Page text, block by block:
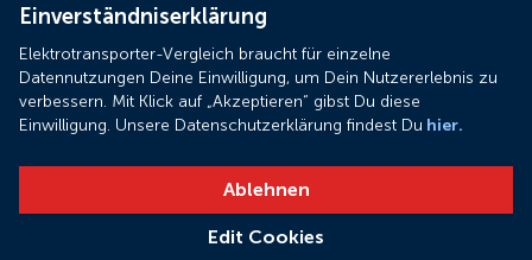
Einverständniserklärung
Elektrotransporter-Vergleich braucht für einzelne
Datennutzungen Deine Einwilligung, um Dein Nutzererlebnis zu
verbessern. Mit Klick auf „Akzeptieren“ gibst Du diese
Einwilligung. Unsere Datenschutzerklärung findest Du hier.
Ablehnen
Edit Cookies